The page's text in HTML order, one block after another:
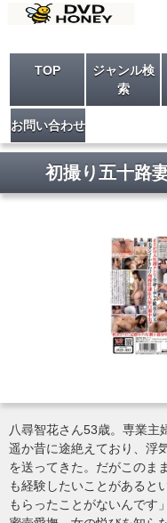
TOP
ジャンル検
索
お問い合わせ
初撮り五十路
八尋智花さん53歳。専業主
遥か昔に途絶えており、浮
を送ってきた。だがこのま
も経験したいことがあると
もらったことがないんです